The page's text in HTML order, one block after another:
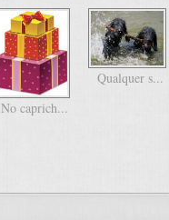
No caprich...
Qualquer s...